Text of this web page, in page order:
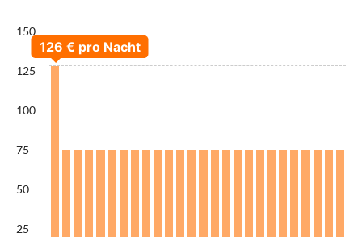
150
125
100
75
50
25